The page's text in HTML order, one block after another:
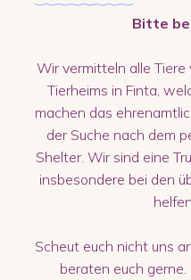
Bitte
Wir vermitteln alle Tiere
Tierheims in Finta,
machen das
der Suche nach dem
Shelter. Wir sind eine
insbesondere bei den
Scheut euch nicht uns
beraten euch